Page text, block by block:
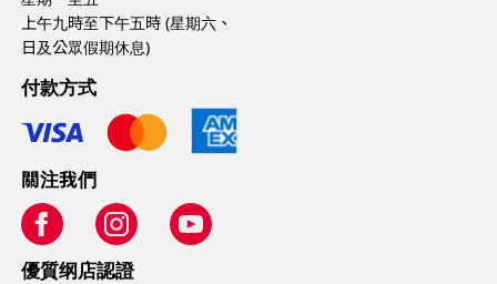
上午九時至下午五時 (星期六、
日及公眾假期休息)
付款方式
關注我們
優質纲店認證